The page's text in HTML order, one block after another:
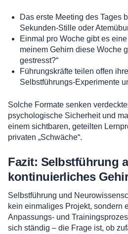
Das erste Meeting des Tages
Sekunden-Stille oder
Einmal pro Woche gibt es
meinem Gehirn diese Woche
gestresst?“
Führungskräfte teilen offen
Selbstführungs-Experimente
Solche Formate senken
psychologische Sicherheit und
einem sichtbaren, geteilten
privaten „Schwäche“.
Fazit: Selbstführung
kontinuierliches
Selbstführung und
kein einmaliges Projekt, sondern
Anpassungs- und
sich ständig – die Frage ist, ob